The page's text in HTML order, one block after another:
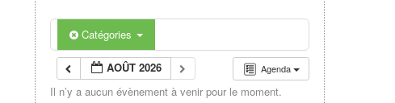
Catégories
Agenda
AOÛT 2026
Il n’y a aucun évènement à venir pour le moment.